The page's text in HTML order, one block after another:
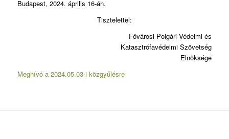
Budapest, 2024. április 16-án.
Tisztelettel:
Fővárosi Polgári Védelmi és
Katasztrófavédelmi Szövetség
Elnöksége
Meghívó a 2024.05.03-i közgyűlésre